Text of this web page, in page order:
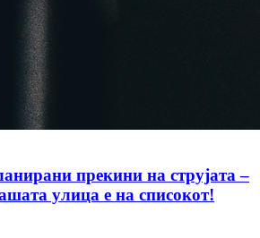
прекини на струјата –
улица е на списокот!